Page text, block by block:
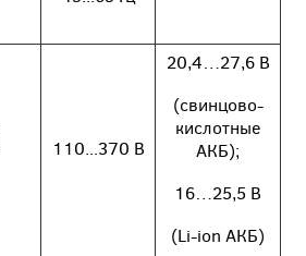
110...370 В
20,4…27,6 В
(свинцово-
кислотные
АКБ);
16…25,5 В
(Li-ion АКБ)